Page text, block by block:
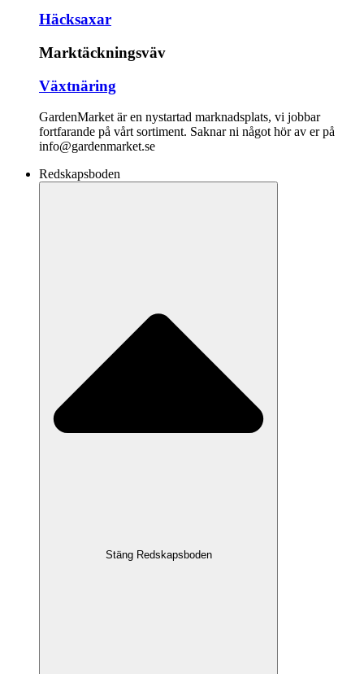
Häcksaxar
Marktäckningsväv
Växtnäring
GardenMarket är en nystartad marknadsplats, vi jobbar
fortfarande på vårt sortiment. Saknar ni något hör av er på
info@gardenmarket.se
Redskapsboden
Stäng Redskapsboden